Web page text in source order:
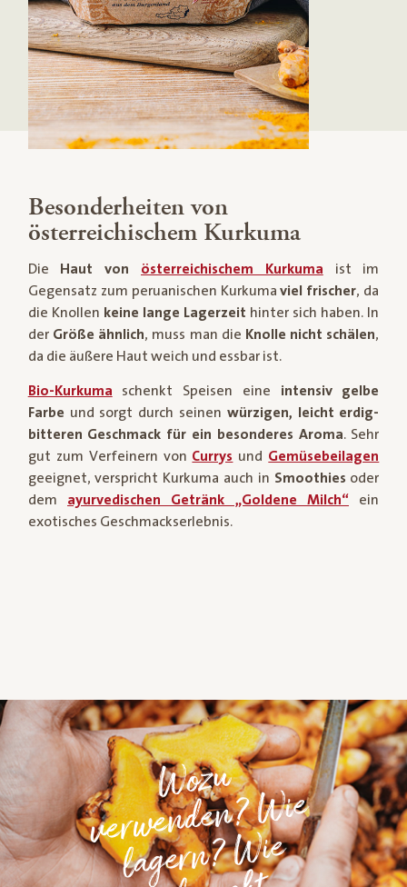
Besonderheiten von
österreichischem Kurkuma
Die Haut von österreichischem Kurkuma ist im
Gegensatz zum peruanischen Kurkumaviel frischer, da
die Knollen keine lange Lagerzeit hinter sich haben. In
der Größe ähnlich, muss man die Knolle nicht schälen,
da die äußere Haut weich und essbar ist.
Bio-Kurkuma schenkt Speisen eine intensiv gelbe
Farbe und sorgt durch seinen würzigen, leicht erdig-
bitteren Geschmack für ein besonderes Aroma. Sehr
gut zum Verfeinern von Currys und Gemüsebeilagen
geeignet, verspricht Kurkuma auch in Smoothies oder
dem ayurvedischen Getränk „Goldene Milch“ ein
exotisches Geschmackserlebnis.
Wo
z
u
ver
we
n
de
n
?
Wie
l
a
ger
n
?
Wie
sc
h
mec
K
ur
k
u
m
a